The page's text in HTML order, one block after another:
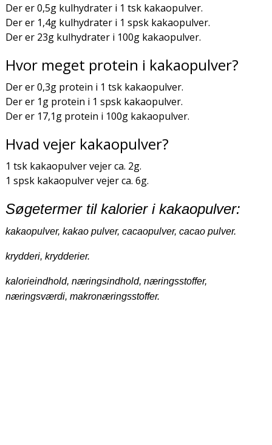
Der er 0,5g kulhydrater i 1 tsk kakaopulver.
Der er 1,4g kulhydrater i 1 spsk kakaopulver.
Der er 23g kulhydrater i 100g kakaopulver.
Hvor meget protein i kakaopulver?
Der er 0,3g protein i 1 tsk kakaopulver.
Der er 1g protein i 1 spsk kakaopulver.
Der er 17,1g protein i 100g kakaopulver.
Hvad vejer kakaopulver?
1 tsk kakaopulver vejer ca. 2g.
1 spsk kakaopulver vejer ca. 6g.
Søgetermer til kalorier i kakaopulver:
kakaopulver, kakao pulver, cacaopulver, cacao pulver.
krydderi, krydderier.
kalorieindhold, næringsindhold, næringsstoffer,
næringsværdi, makronæringsstoffer.